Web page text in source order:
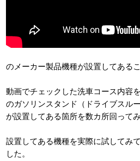
のメーカー製品機種が設置してある
動画でチェックした洗車コース内容
のガソリンスタンド（ドライブスルー
が設置してある箇所を数カ所回ってみ
設置してある機種を実際に試してみ
した。